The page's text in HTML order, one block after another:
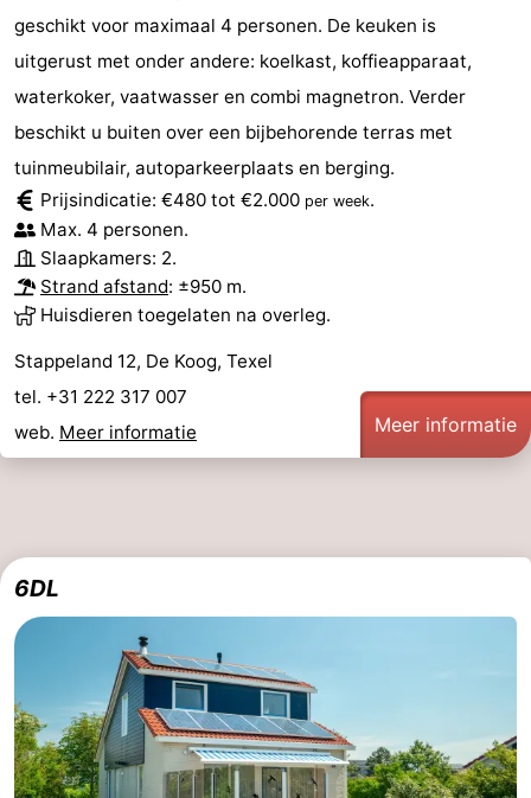
geschikt voor maximaal 4 personen. De keuken is
uitgerust met onder andere: koelkast, koffieapparaat,
waterkoker, vaatwasser en combi magnetron. Verder
beschikt u buiten over een bijbehorende terras met
tuinmeubilair, autoparkeerplaats en berging.
Prijsindicatie: €480 tot €2.000 per week.
Max. 4 personen.
Slaapkamers: 2.
Strand afstand: ±950 m.
Huisdieren toegelaten na overleg.
Stappeland 12, De Koog, Texel
tel. +31 222 317 007
web. Meer informatie Meer informatie
6DL